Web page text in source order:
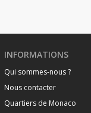
INFORMATIONS
Qui sommes-nous ?
Nous contacter
Quartiers de Monaco